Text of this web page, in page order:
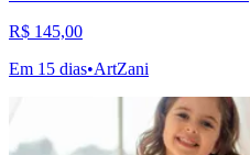
R$ 145,00
Em 15 dias•ArtZani